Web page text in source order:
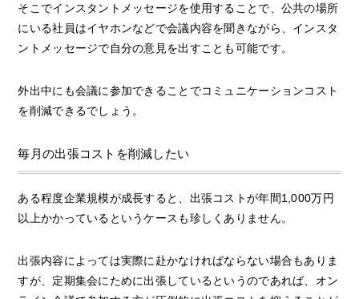
そこでインスタントメッセージを使用することで、公共の場所
にいる社員はイヤホンなどで会議内容を聞きながら、インスタ
ントメッセージで自分の意見を出すことも可能です。
外出中にも会議に参加できることでコミュニケーションコスト
を削減できるでしょう。
毎月の出張コストを削減したい
ある程度企業規模が成長すると、出張コストが年間1,000万円
以上かかっているというケースも珍しくありません。
出張内容によっては実際に赴かなければならない場合もありま
すが、定期集会にために出張しているというのであれば、オン